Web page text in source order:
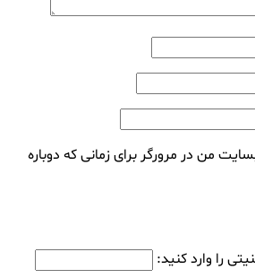
من در مرورگر برای زمانی که دوباره
را وارد کنید: